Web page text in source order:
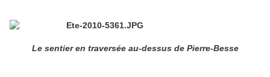
Le sentier en traversée au-dessus de Pierre-Besse